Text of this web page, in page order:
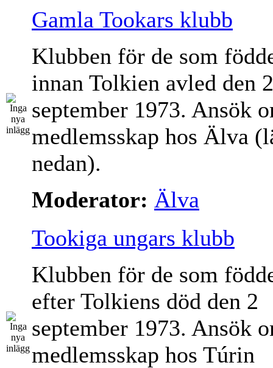
Gamla Tookars klubb
Klubben för de som
innan Tolkien avled den 2
september 1973. Ansök
medlemsskap hos Älva
nedan).
Moderator: Älva
Tookiga ungars klubb
Klubben för de som
efter Tolkiens död den 2
september 1973. Ansök
medlemsskap hos Túrin